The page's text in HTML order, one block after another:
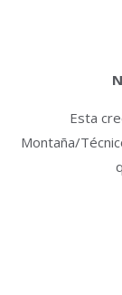
Esta
Montaña/